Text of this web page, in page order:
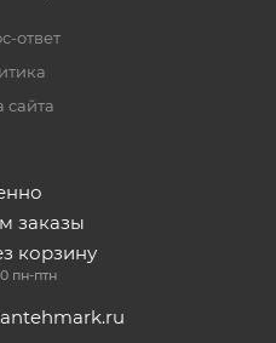
ответ
сайта
заказы
корзину
пн-птн